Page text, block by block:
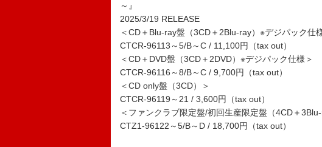
～』
2025/3/19 RELEASE
＜CD＋Blu-ray盤（3CD＋2Blu-ray）※デジパック仕
CTCR-96113～5/B～C / 11,100円（tax out）
＜CD＋DVD盤（3CD＋2DVD）※デジパック仕様＞
CTCR-96116～8/B～C / 9,700円（tax out）
＜CD only盤（3CD）＞
CTCR-96119～21 / 3,600円（tax out）
＜ファンクラブ限定盤/初回生産限定盤（4CD＋
CTZ1-96122～5/B～D / 18,700円（tax out）